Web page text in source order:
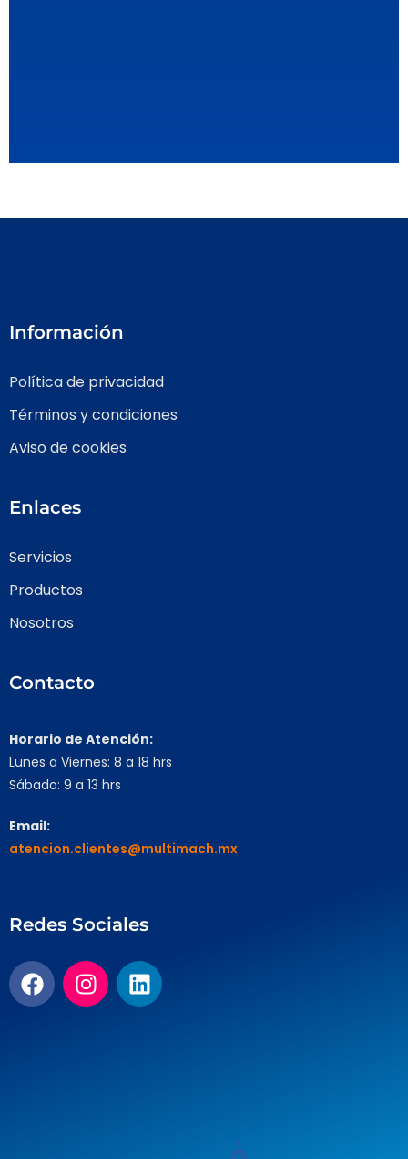
Información
Política de privacidad
Términos y condiciones
Aviso de cookies
Enlaces
Servicios
Productos
Nosotros
Contacto
Horario de Atención:
Lunes a Viernes: 8 a 18 hrs
Sábado: 9 a 13 hrs
Email:
atencion.clientes@multimach.mx
Redes Sociales